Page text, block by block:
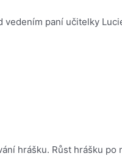
paní učitelky
hrášku. Růst hrášku